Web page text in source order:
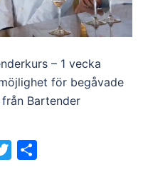
– 1 vecka
för begåvade
Bartender
Twitter